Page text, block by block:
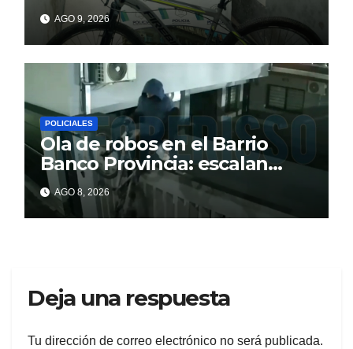
barrio Banco Provincia
AGO 9, 2026
POLICIALES
Ola de robos en el Barrio
Banco Provincia: escalan
paredes en la noche y nadie
responde
AGO 8, 2026
Deja una respuesta
Tu dirección de correo electrónico no será publicada.